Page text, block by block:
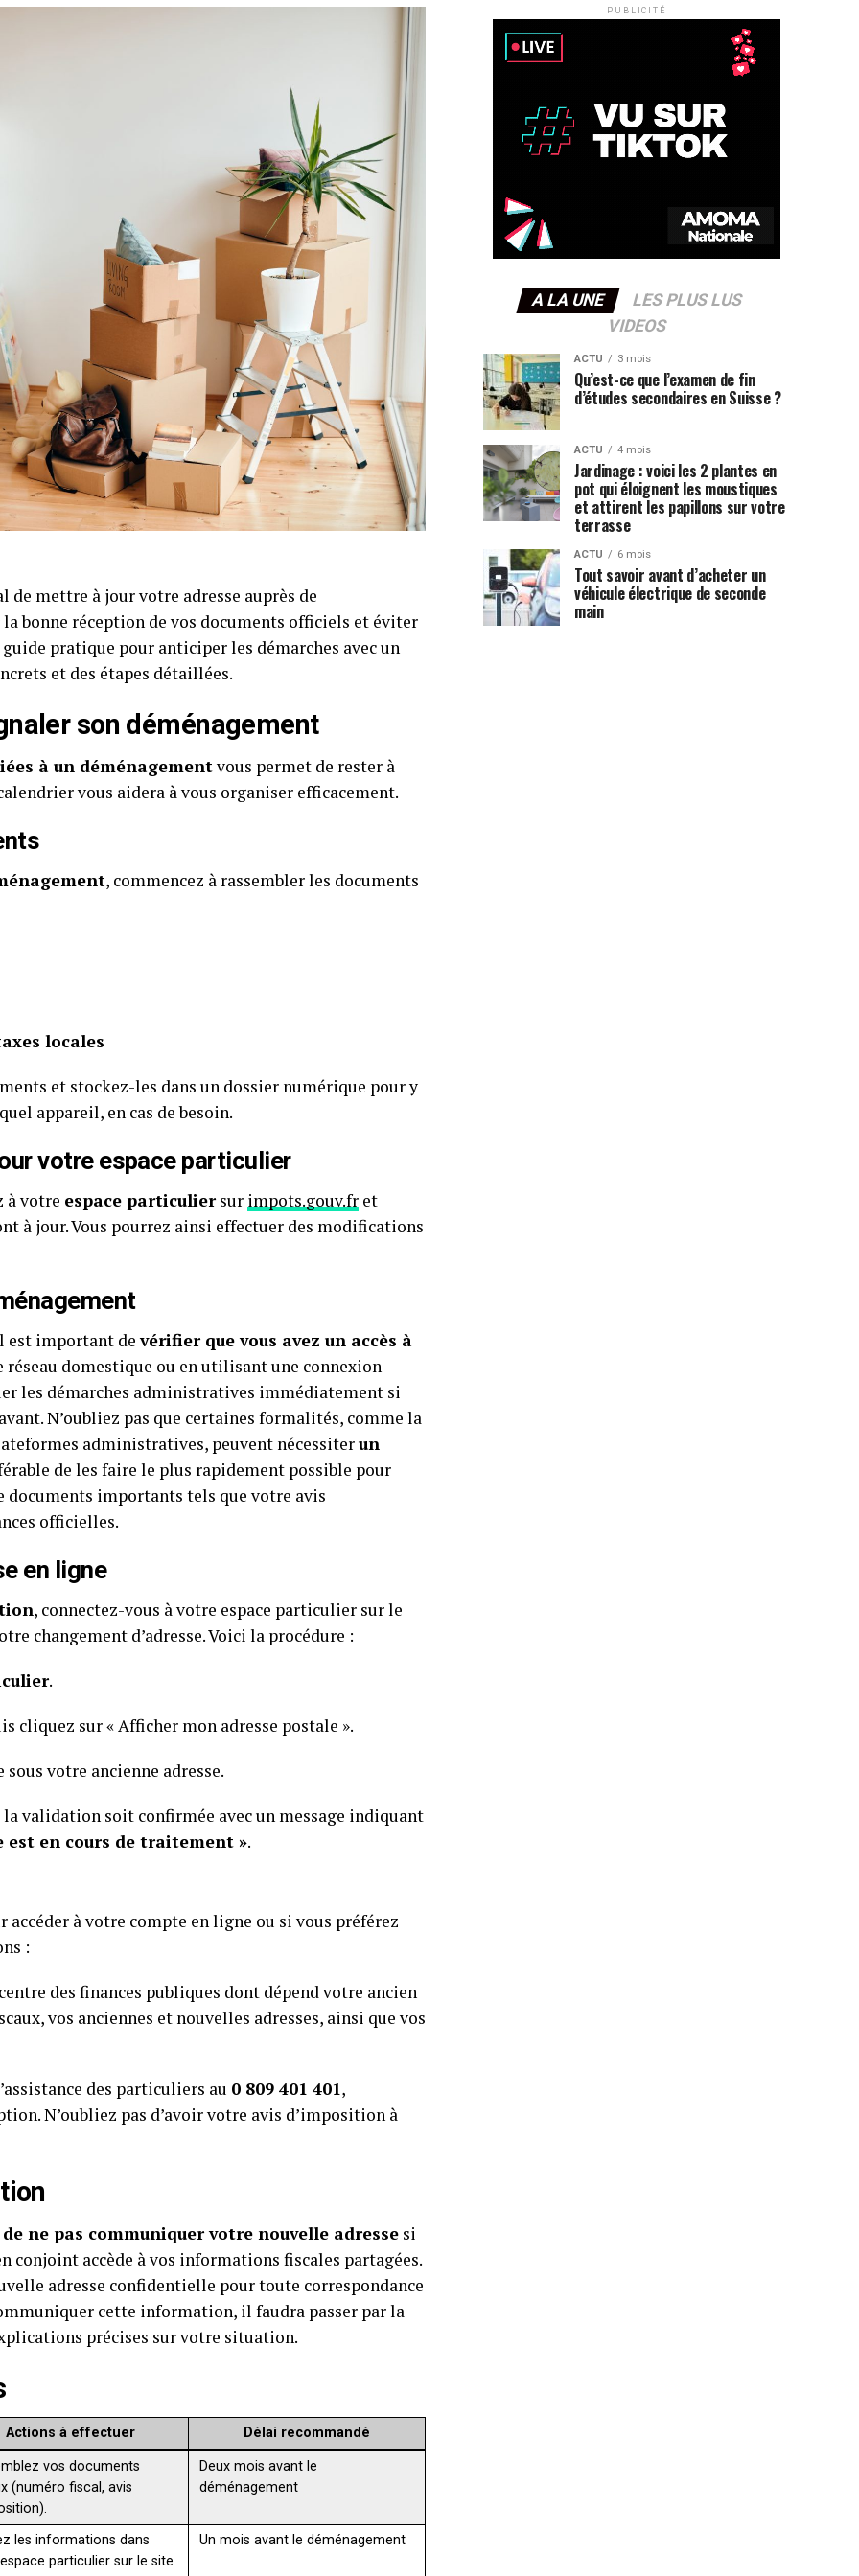
de mettre à jour votre adresse auprès de
bonne réception de vos documents officiels et éviter
pratique pour anticiper les démarches avec un
et des étapes détaillées.
son déménagement
à un déménagementvous permet de rester à
vous aidera à vous organiser efficacement.
, commencez à rassembler les documents
locales
et stockez-les dans un dossier numérique pour y
appareil, en cas de besoin.
votre espace particulier
à votre espace particuliersur impots.gouv.fr et
à jour. Vous pourrez ainsi effectuer des modifications
est important devérifier que vous avez un accès à
réseau domestique ou en utilisant une connexion
les démarches administratives immédiatement si
N’oubliez pas que certaines formalités, comme la
administratives, peuvent nécessiterun
de les faire le plus rapidement possible pour
importants tels que votre avis
officielles.
en ligne
, connectez-vous à votre espace particulier sur le
changement d’adresse. Voici la procédure :
.
cliquez sur « Afficher mon adresse postale ».
votre ancienne adresse.
validation soit confirmée avec un message indiquant
est en cours de traitement ».
à votre compte en ligne ou si vous préférez
:
des finances publiques dont dépend votre ancien
vos anciennes et nouvelles adresses, ainsi que vos
des particuliers au 0 809 401 401,
N’oubliez pas d’avoir votre avis d’imposition à
de ne pas communiquer votre nouvelle adresse si
conjoint accède à vos informations fiscales partagées.
adresse confidentielle pour toute correspondance
cette information, il faudra passer par la
précises sur votre situation.
Actions à effectuer Délai recommandé
vos documents
(numéro fiscal, avis
Deux mois avant le
déménagement
les informations dans
particulier sur le site
Un mois avant le déménagement
PUBLICITÉ
A LA UNE
LES PLUS LUS
VIDEOS
ACTU 3 mois
Qu’est-ce que l’examen de fin
d’études secondaires en Suisse ?
ACTU 4 mois
Jardinage : voici les 2 plantes en
pot qui éloignent les moustiques
et attirent les papillons sur votre
terrasse
ACTU 6 mois
Tout savoir avant d’acheter un
véhicule électrique de seconde
main